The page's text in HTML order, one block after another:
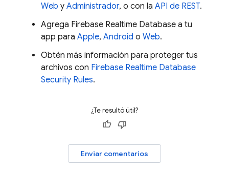
Web y Administrador, o con la API de REST.
Agrega Firebase Realtime Database a tu
app para Apple, Android o Web.
Obtén más información para proteger tus
archivos con Firebase Realtime Database
Security Rules.
¿Te resultó útil?
Enviar comentarios